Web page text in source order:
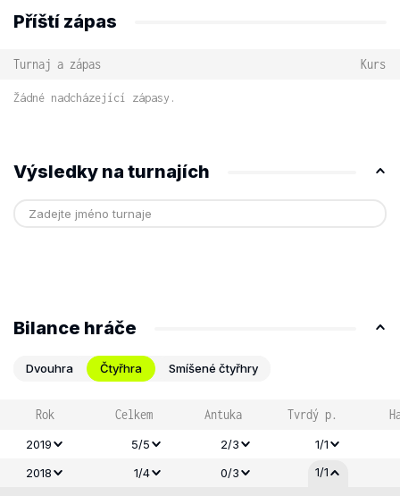
Příští zápas
Turnaj a zápas Kurs
Žádné nadcházející zápasy.
Výsledky na turnajích
Bilance hráče
Dvouhra Čtyřhra Smíšené čtyřhry
Rok Celkem Antuka Tvrdý p.
2019 5/5 2/3
1/1
2018
1/4 0/3 1/1